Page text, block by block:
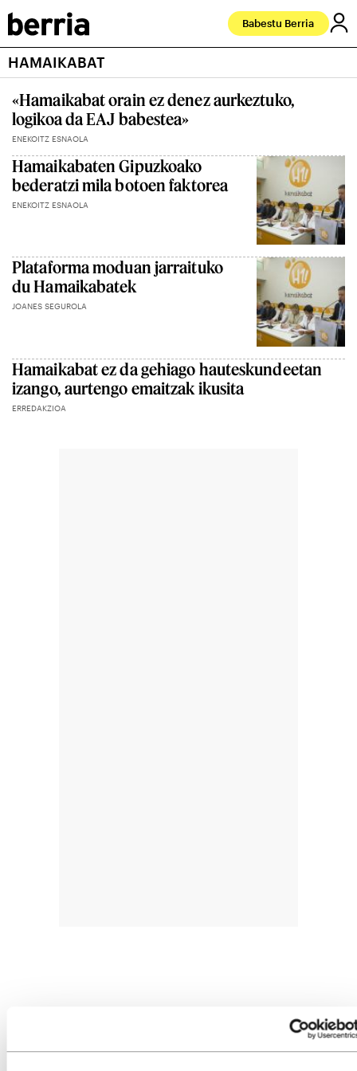
Babestu Berria
HAMAIKABAT
«Hamaikabat orain ez denez aurkeztuko,
logikoa da EAJ babestea»
ENEKOITZ ESNAOLA
Hamaikabaten Gipuzkoako
bederatzi mila botoen faktorea
ENEKOITZ ESNAOLA
Plataforma moduan jarraituko
du Hamaikabatek
JOANES SEGUROLA
Hamaikabat ez da gehiago hauteskundeetan
izango, aurtengo emaitzak ikusita
ERREDAKZIOA
«Nazionalismo historikoa» galera «lazgarria»
izaten ari dela esan du Hamaikabatek